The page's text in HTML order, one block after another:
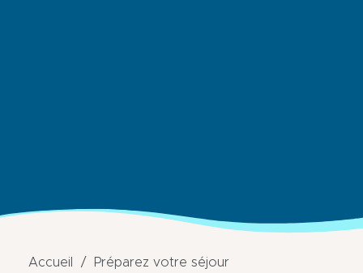
Accueil
Préparez votre séjour